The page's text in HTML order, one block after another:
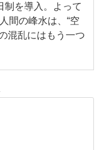
制を導入。よって
間の峰水は、“空
混乱にはもう一つ